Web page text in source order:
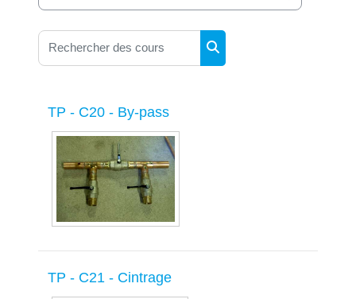
Catégories de cours
Rechercher des cours
Rechercher des cours
TP - C20 - By-pass
TP - C21 - Cintrage